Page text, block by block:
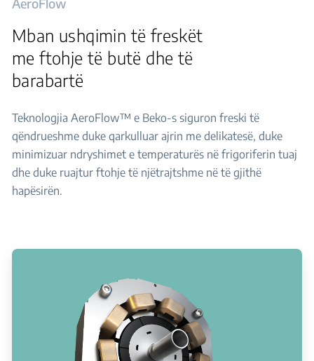
Mban ushqimin të freskët
me ftohje të butë dhe të
barabartë
Teknologjia AeroFlow™ e Beko-s siguron freski të
qëndrueshme duke qarkulluar ajrin me delikatesë, duke
minimizuar ndryshimet e temperaturës në frigoriferin tuaj
dhe duke ruajtur ftohje të njëtrajtshme në të gjithë
hapësirën.